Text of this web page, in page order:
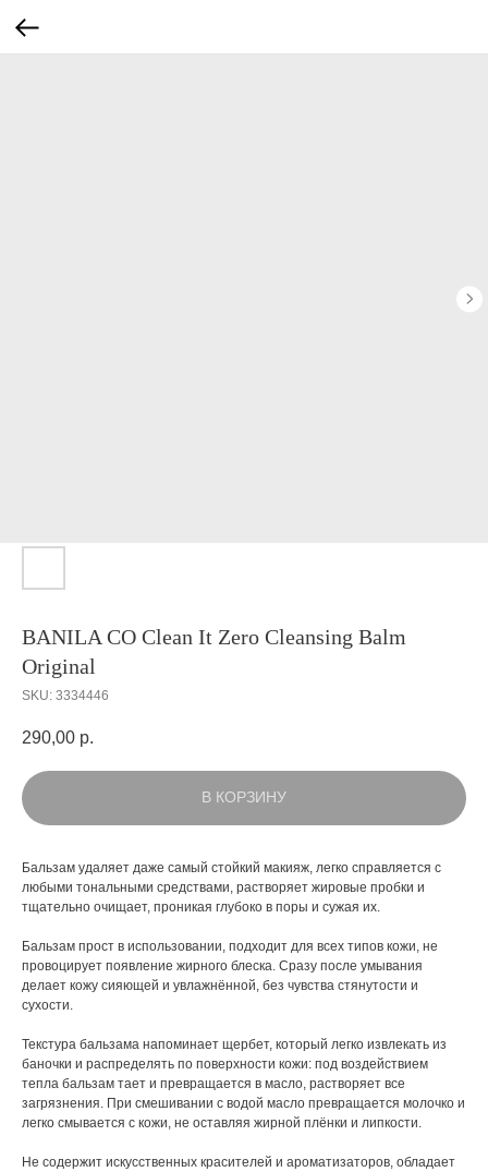
BANILA CO Clean It Zero Cleansing Balm
Original
SKU: 3334446
290,00 р.
В КОРЗИНУ
Бальзам удаляет даже самый стойкий макияж, легко справляется с
любыми тональными средствами, растворяет жировые пробки и
тщательно очищает, проникая глубоко в поры и сужая их.
Бальзам прост в использовании, подходит для всех типов кожи, не
провоцирует появление жирного блеска. Сразу после умывания
делает кожу сияющей и увлажнённой, без чувства стянутости и
сухости.
Текстура бальзама напоминает щербет, который легко извлекать из
баночки и распределять по поверхности кожи: под воздействием
тепла бальзам тает и превращается в масло, растворяет все
загрязнения. При смешивании с водой масло превращается молочко и
легко смывается с кожи, не оставляя жирной плёнки и липкости.
Не содержит искусственных красителей и ароматизаторов, обладает